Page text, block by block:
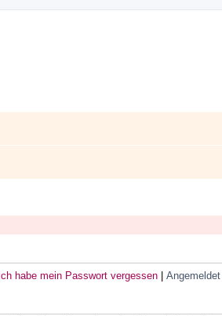
Ich habe mein Passwort vergessen